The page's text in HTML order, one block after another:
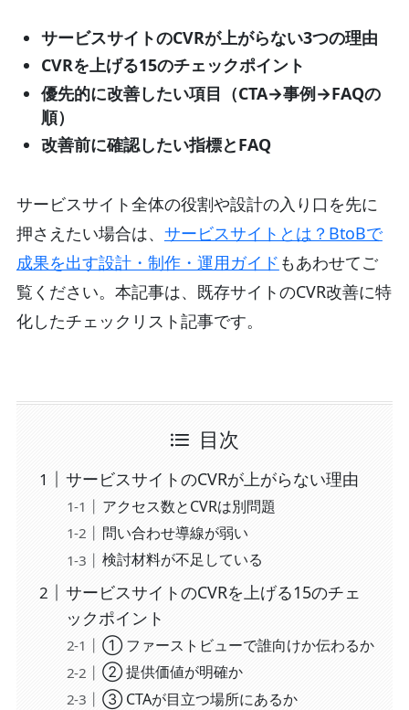
サービスサイトのCVRが上がらない3つの理由
CVRを上げる15のチェックポイント
優先的に改善したい項目（CTA→事例→FAQの
順）
改善前に確認したい指標とFAQ
サービスサイト全体の役割や設計の入り口を先に
押さえたい場合は、 サービスサイトとは？BtoBで
成果を出す設計・制作・運用ガイド もあわせてご
覧ください。本記事は、既存サイトのCVR改善に特
化したチェックリスト記事です。
目次
サービスサイトのCVRが上がらない理由
アクセス数とCVRは別問題
問い合わせ導線が弱い
検討材料が不足している
サービスサイトのCVRを上げる15のチェ
ックポイント
① ファーストビューで誰向けか伝わるか
② 提供価値が明確か
③ CTAが目立つ場所にあるか